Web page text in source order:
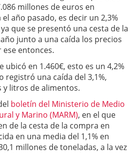
millones de euros en
año pasado, es decir un 2,3%
que se presentó una cesta de la
junto a una caída los precios
entonces.
ubicó en 1.460€, esto es un 4,2%
registró una caída del 3,1%,
y litros de alimentos.
boletín del Ministerio de Medio
y Marino (MARM), en el que
de la cesta de la compra en
en una media del 1,1% en
millones de toneladas, a la vez